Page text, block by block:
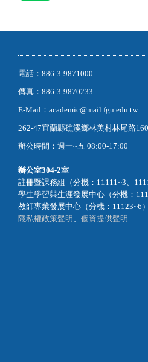
電話：886-3-9871000
傳真：886-3-9870233
E-Mail：academic@mail.fgu.edu.tw
262-47宜蘭縣礁溪鄉林美村林尾路
辦公時間：週一~五 08:00-17:00
辦公室304-2室
註冊暨課務組（分機：11111~3、
學生學習與生涯發展中心（分機：
教師專業發展中心（分機：11123~6）
隱私權政策聲明
個資提供聲明